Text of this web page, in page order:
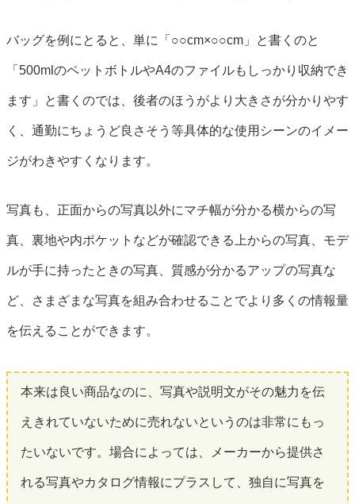
バッグを例にとると、単に「○○cm×○○cm」と書くのと
「500mlのペットボトルやA4のファイルもしっかり収納でき
ます」と書くのでは、後者のほうがより大きさが分かりやす
く、通勤にちょうど良さそう等具体的な使用シーンのイメー
ジがわきやすくなります。
写真も、正面からの写真以外にマチ幅が分かる横からの写
真、裏地や内ポケットなどが確認できる上からの写真、モデ
ルが手に持ったときの写真、質感が分かるアップの写真な
ど、さまざまな写真を組み合わせることでより多くの情報量
を伝えることができます。
本来は良い商品なのに、写真や説明文がその魅力を伝
えきれていないために売れないというのは非常にもっ
たいないです。場合によっては、メーカーから提供さ
れる写真やカタログ情報にプラスして、独自に写真を